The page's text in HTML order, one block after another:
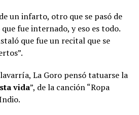
un infarto, otro que se pasó de
fue internado, y eso es todo.
que fue un recital que se
La Goro pensó tatuarse la
vida”, de la canción “Ropa